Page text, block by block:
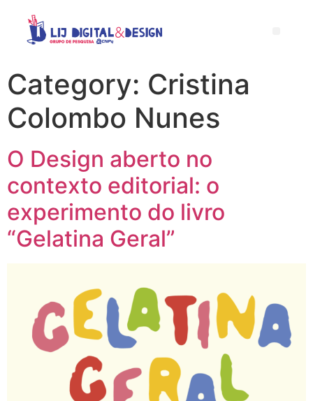
Category: Cristina
Colombo Nunes
O Design aberto no
contexto editorial: o
experimento do livro
“Gelatina Geral”